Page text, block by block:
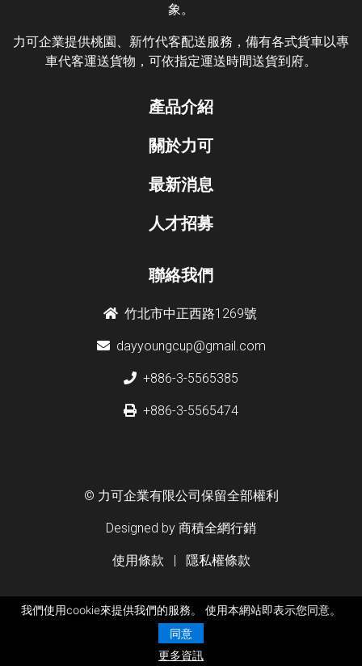
象。
力可企業提供桃園、新竹代客配送服務，備有各式貨車以專
車代客運送貨物，可依指定運送時間送貨到府。
產品介紹
關於力可
最新消息
人才招募
聯絡我們
竹北市中正西路1269號
dayyoungcup@gmail.com
+886-3-5565385
+886-3-5565474
© 力可企業有限公司保留全部權利
Designed by 商積全網行銷
使用條款 | 隱私權條款
我們使用cookie來提供我們的服務。 使用本網站即表示您同意。
同意
更多資訊